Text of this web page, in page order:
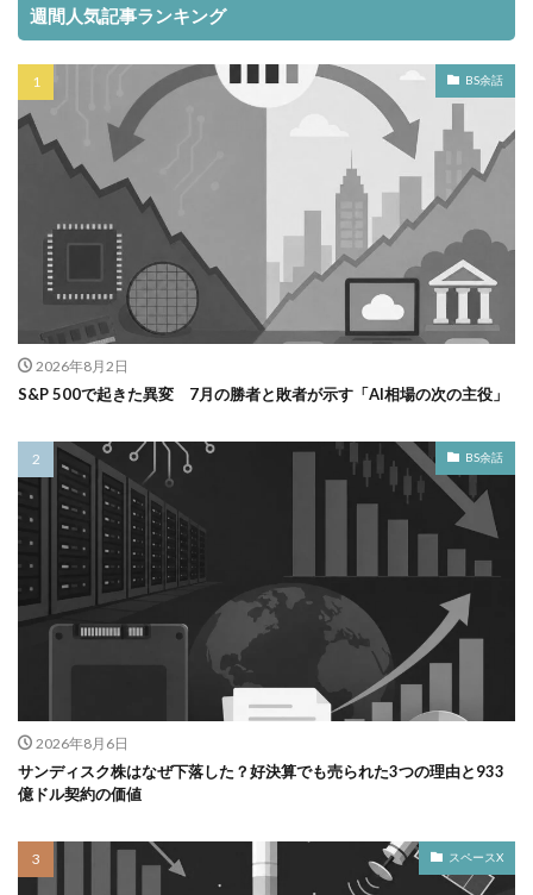
週間人気記事ランキング
BS余話
2026年8月2日
S&P 500で起きた異変 7月の勝者と敗者が示す「AI相場の次の主役」
BS余話
2026年8月6日
サンディスク株はなぜ下落した？好決算でも売られた3つの理由と933
億ドル契約の価値
スペースX